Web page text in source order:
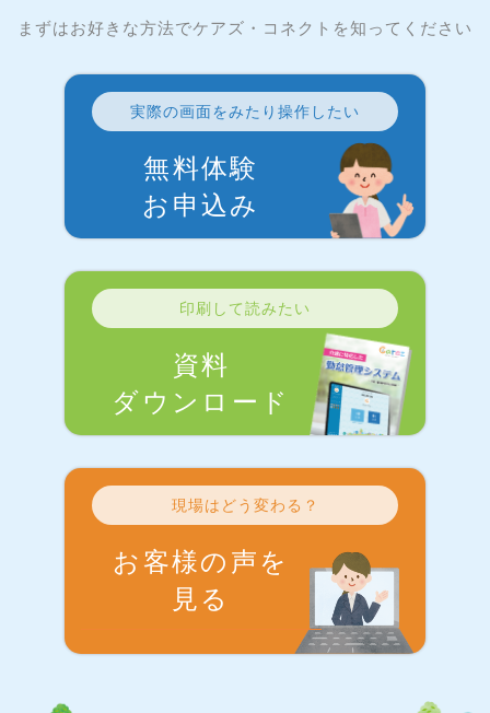
まずはお好きな方法でケアズ・コネクトを知ってください
実際の画面をみたり操作したい
無料体験
お申込み
印刷して読みたい
資料
ダウンロード
現場はどう変わる？
お客様の声を
見る